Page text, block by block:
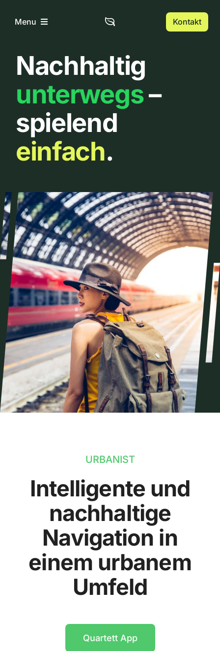
InhaltMenu
Home
Über uns
Urbanlist
Kontakt
Nachhaltig
unterwegs–
spielend
einfach.
URBANIST
Intelligente und
nachhaltige
Navigation in
einem urbanem
Umfeld
Quartett App